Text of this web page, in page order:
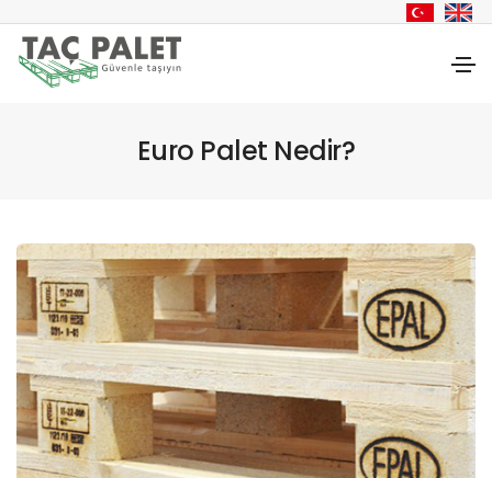
Euro Palet Nedir?